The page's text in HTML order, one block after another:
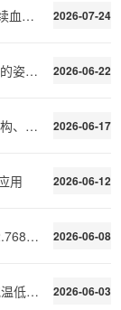
2026-07-24
C
2026-06-22
定
2026-06-17
需
2026-06-12
用
2026-06-08
场景
2026-06-03
交付